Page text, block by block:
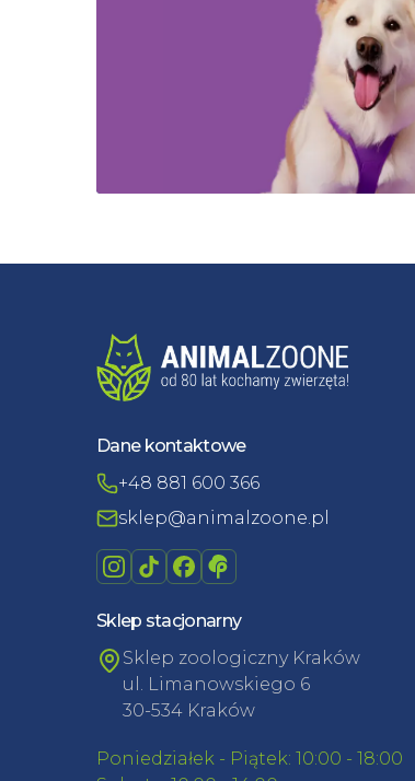
Dane kontaktowe
+48 881 600 366
sklep@animalzoone.pl
Sklep stacjonarny
Sklep zoologiczny Kraków
ul. Limanowskiego 6
30-534 Kraków
Poniedziałek - Piątek: 10:00 - 18:00